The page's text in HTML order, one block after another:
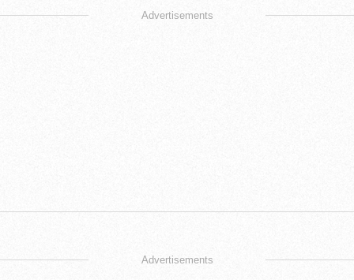
Advertisements
Advertisements